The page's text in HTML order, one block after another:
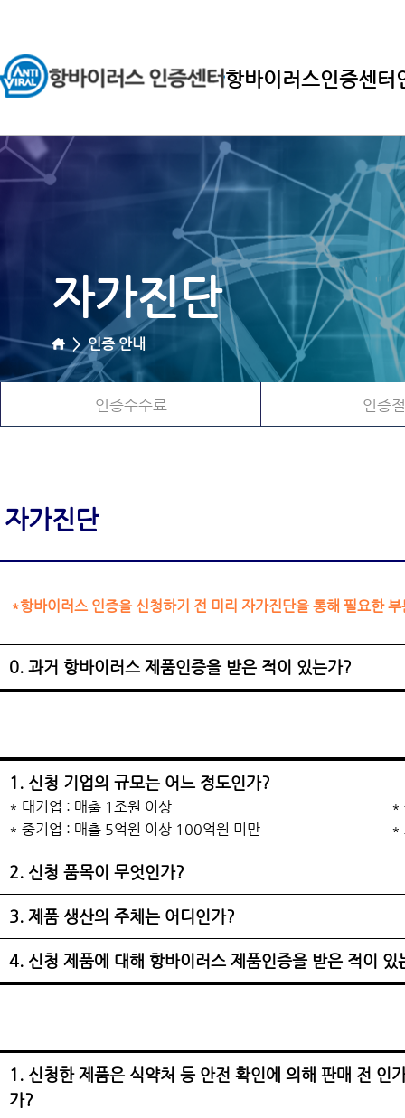
항바이러스인증센터
자가진단
>인증 안내
인증수수료 인증
자가진단
*항바이러스 인증을 신청하기 전 미리 자가진단을 통해 필요한
0. 과거 항바이러스 제품인증을 받은 적이 있는가?
1. 신청 기업의 규모는 어느 정도인가?
* 대기업 : 매출 1조원 이상
*
* 중기업 : 매출 5억원 이상 100억원 미만
*
2. 신청 품목이 무엇인가?
3. 제품 생산의 주체는 어디인가?
4. 신청 제품에 대해 항바이러스 제품인증을 받은 적이 있
1. 신청한 제품은 식약처 등 안전 확인에 의해 판매 전 인
가?